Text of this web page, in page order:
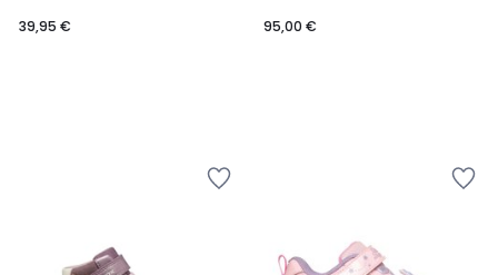
39,95 €
95,00 €